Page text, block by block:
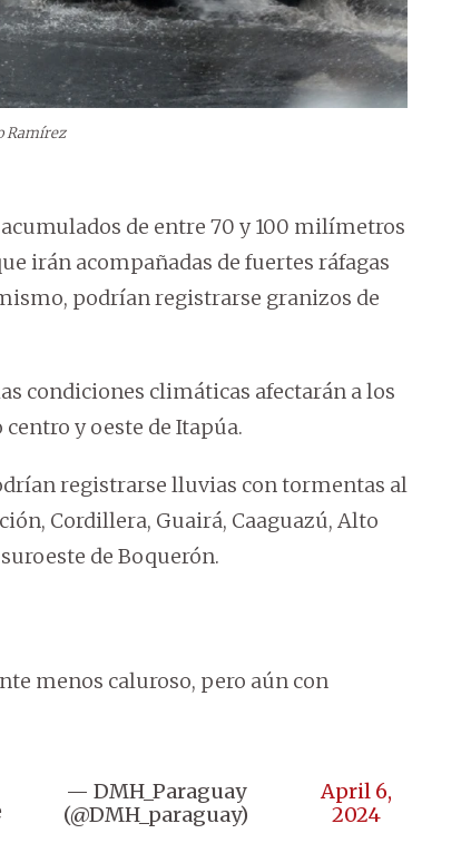
Ramírez
de entre 70 y 100 milímetros
irán acompañadas de fuertes ráfagas
podrían registrarse granizos de
condiciones climáticas afectarán a los
y oeste de Itapúa.
registrarse lluvias con tormentas al
Cordillera, Guairá, Caaguazú, Alto
de Boquerón.
menos caluroso, pero aún con
— DMH_Paraguay
(@DMH_paraguay)
April 6,
2024